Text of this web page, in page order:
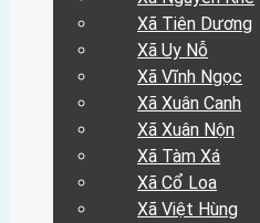
Trang Chủ
Xã Tiên Dương
Xã Uy Nỗ
Xã Vĩnh Ngọc
Xã Xuân Canh
Xã Xuân Nộn
Xã Tàm Xá
Xã Cổ Loa
Xã Việt Hùng